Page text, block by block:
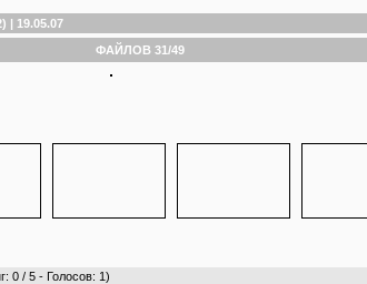
| 19.05.07
ФАЙЛОВ 31/49
0 / 5 - Голосов: 1)